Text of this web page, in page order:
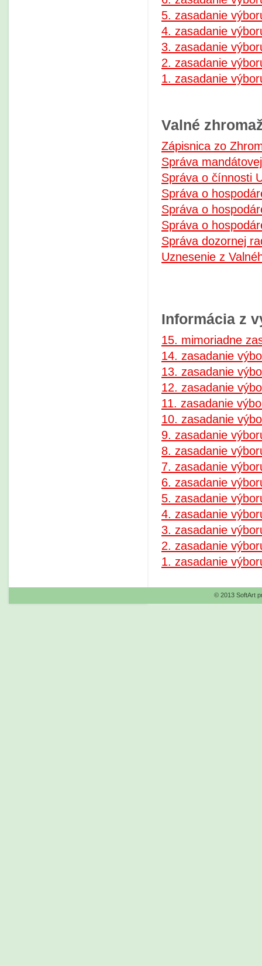
5. zasadanie
4. zasadanie
3. zasadanie
2. zasadanie
1. zasadanie
Valné
Zápisnica zo
Správa
Správa o čínnosti
Správa o
Správa o
Správa o
Správa dozornej
Uznesenie z
Informácia z
15. mimoriadne
14. zasadanie
13. zasadanie
12. zasadanie
11. zasadanie
10. zasadanie
9. zasadanie
8. zasadanie
7. zasadanie
6. zasadanie
5. zasadanie
4. zasadanie
3. zasadanie
2. zasadanie
1. zasadanie
© 2013 SoftArt